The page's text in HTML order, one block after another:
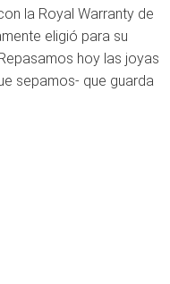
la Royal Warranty de
eligió para su
hoy las joyas
sepamos- que guarda